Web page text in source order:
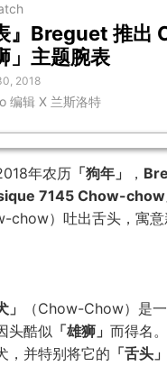
』Breguet 推
」主题腕表
2018
编辑 X 兰斯洛特
年农历 「狗年」 ，
7145 Chow-chow
chow）吐出舌头，寓
」 （Chow-Chow）是
头酷似 「雄狮」 而得名
，并特别将它的 「舌头」